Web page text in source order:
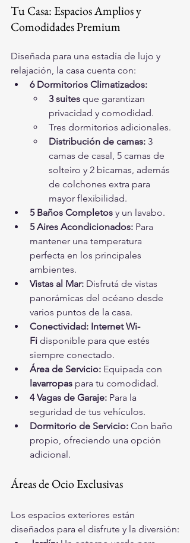
Tu Casa: Espacios Amplios y
Comodidades Premium
Diseñada para una estadía de lujo y
relajación, la casa cuenta con:
6 Dormitorios Climatizados:
3 suites que garantizan
privacidad y comodidad.
Tres dormitorios adicionales.
Distribución de camas: 3
camas de casal, 5 camas de
solteiro y 2 bicamas, además
de colchones extra para
mayor flexibilidad.
5 Baños Completos y un lavabo.
5 Aires Acondicionados: Para
mantener una temperatura
perfecta en los principales
ambientes.
Vistas al Mar: Disfrutá de vistas
panorámicas del océano desde
varios puntos de la casa.
Conectividad: Internet Wi-
Fi disponible para que estés
siempre conectado.
Área de Servicio: Equipada con
lavarropas para tu comodidad.
4 Vagas de Garaje: Para la
seguridad de tus vehículos.
Dormitorio de Servicio: Con baño
propio, ofreciendo una opción
adicional.
Áreas de Ocio Exclusivas
Los espacios exteriores están
diseñados para el disfrute y la diversión: